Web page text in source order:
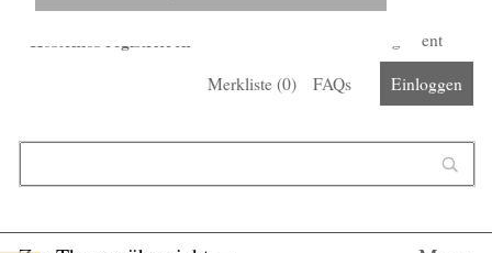
Kostenlos registrieren
Corona-Management
Merkliste (0) FAQs Einloggen